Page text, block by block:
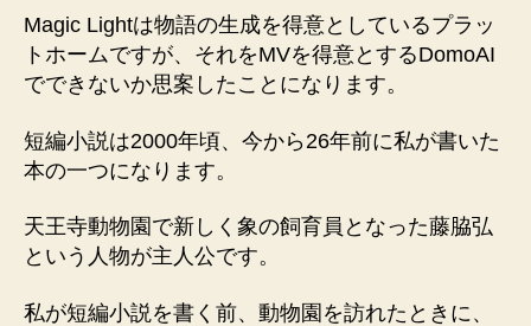
Magic Lightは物語の生成を得意としているプラッ
トホームですが、それをMVを得意とするDomoAI
でできないか思案したことになります。
短編小説は2000年頃、今から26年前に私が書いた
本の一つになります。
天王寺動物園で新しく象の飼育員となった藤脇弘
という人物が主人公です。
私が短編小説を書く前、動物園を訪れたときに、